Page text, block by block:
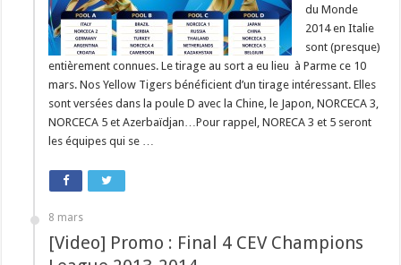
du Monde
2014 en Italie
sont (presque)
entièrement connues. Le tirage au sort a eu lieu à Parme ce 10
mars. Nos Yellow Tigers bénéficient d’un tirage intéressant. Elles
sont versées dans la poule D avec la Chine, le Japon, NORCECA 3,
NORCECA 5 et Azerbaïdjan…Pour rappel, NORECA 3 et 5 seront
les équipes qui se …
8 mars
[Video] Promo : Final 4 CEV Champions